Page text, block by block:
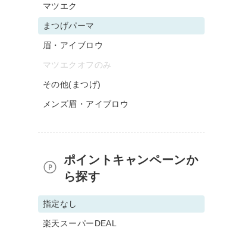
マツエク
まつげパーマ
眉・アイブロウ
マツエクオフのみ
その他(まつげ)
メンズ眉・アイブロウ
ポイントキャンペーンか
ら探す
指定なし
楽天スーパーDEAL